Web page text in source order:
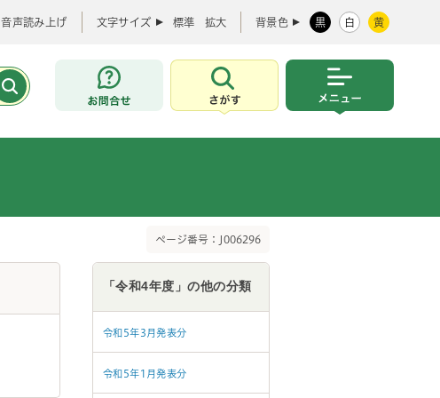
音声読み上げ 文字サイズ 標準 拡大 背景色 黒 白 黄
お問合せ
さがす
ページ番号：J006296
「令和4年度」の他の分類
令和5年3月発表分
令和5年1月発表分